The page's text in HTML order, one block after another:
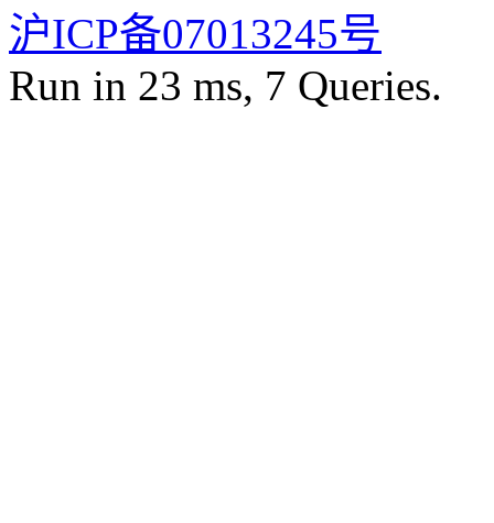
沪ICP备07013245号
Run in 23 ms, 7 Queries.